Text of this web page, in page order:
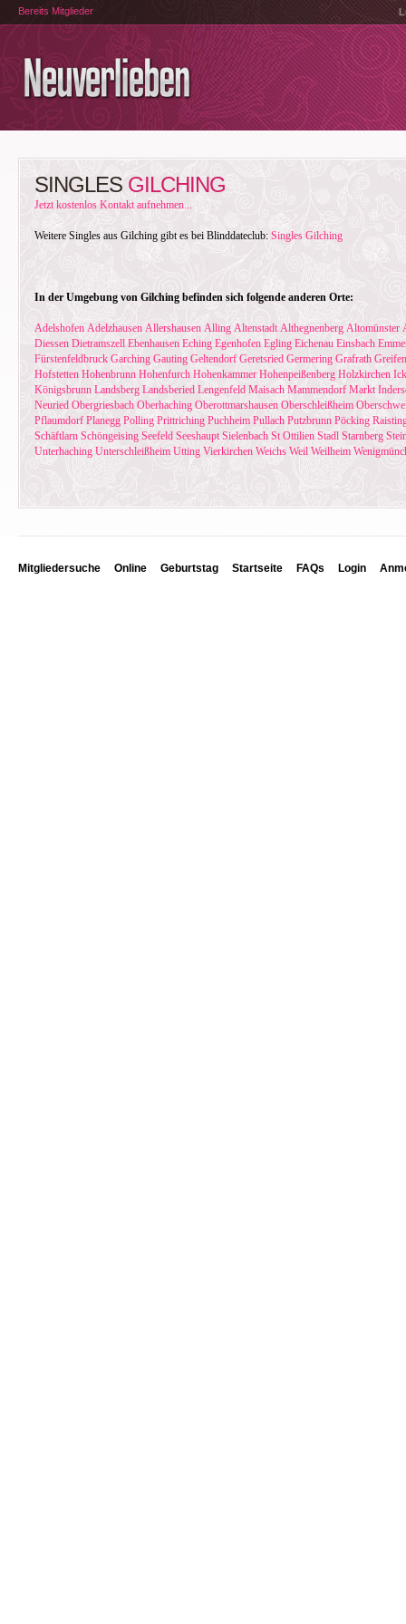
Bereits Mitglieder
SINGLES GILCHING
Jetzt kostenlos Kontakt aufnehmen...
Weitere Singles aus Gilching gibt es bei Blinddateclub: Singles Gilching
In der Umgebung von Gilching befinden sich folgende anderen Orte:
Adelshofen Adelzhausen Allershausen Alling Altenstadt Althegnenberg Altomünster
Diessen Dietramszell Ebenhausen Eching Egenhofen Egling Eichenau Einsbach
Fürstenfeldbruck Garching Gauting Geltendorf Geretsried Germering Grafrath
Hofstetten Hohenbrunn Hohenfurch Hohenkammer Hohenpeißenberg Holzkirchen
Königsbrunn Landsberg Landsberied Lengenfeld Maisach Mammendorf Markt
Neuried Obergriesbach Oberhaching Oberottmarshausen Oberschleißheim
Pflaumdorf Planegg Polling Prittriching Puchheim Pullach Putzbrunn Pöcking
Schäftlarn Schöngeising Seefeld Seeshaupt Sielenbach St Ottilien Stadl Starnberg
Unterhaching Unterschleißheim Utting Vierkirchen Weichs Weil Weilheim
Mitgliedersuche Online Geburtstag Startseite FAQs Login